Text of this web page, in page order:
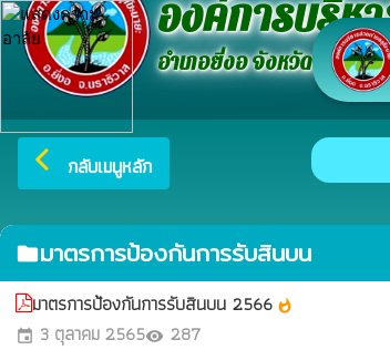
องค์การบริห
อำเภอยี่งอ จังหวัดนราธิวาส
arrow_back_ios กลับเมนูหลัก
folderมาตรการป้องกันการรับสินบน
มาตรการป้องกันการรับสินบน 2566 whatshot
event 3 ตุลาคม 2565visibility 287